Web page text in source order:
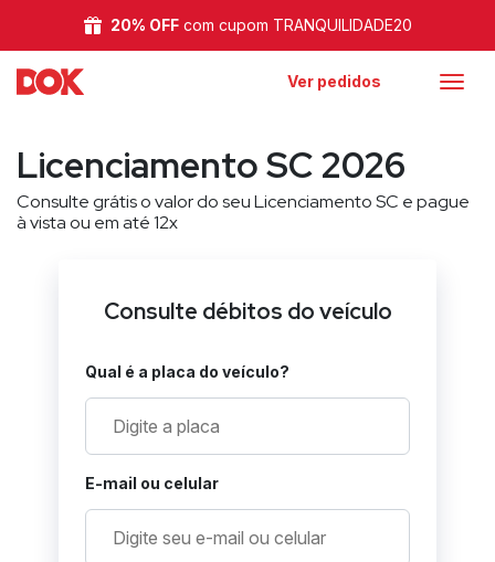
20% OFFcom cupom TRANQUILIDADE20
Ver pedidos
Licenciamento SC 2026
Consulte grátis o valor do seu Licenciamento SC e pague
à vista ou em até 12x
Consulte débitos do veículo
Qual é a placa do veículo?
E-mail ou celular